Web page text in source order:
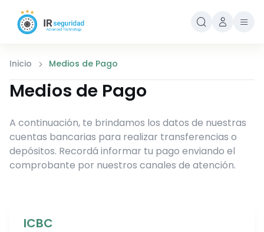
Inicio Medios de Pago
Medios de Pago
A continuación, te brindamos los datos de nuestras
cuentas bancarias para realizar transferencias o
depósitos. Recordá informar tu pago enviando el
comprobante por nuestros canales de atención.
ICBC